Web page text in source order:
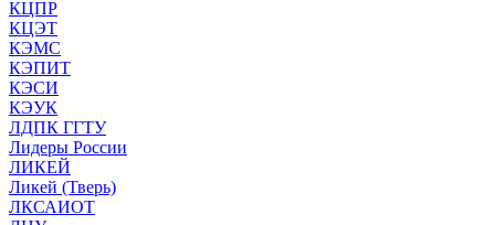
КЦПР
КЦЭТ
КЭМС
КЭПИТ
КЭСИ
КЭУК
ЛДПК ГГТУ
Лидеры России
ЛИКЕЙ
Ликей (Тверь)
ЛКСАИОТ